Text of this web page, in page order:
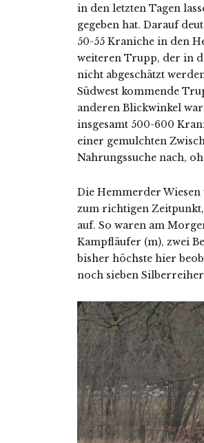
in den letzten Tagen
gegeben hat. Darauf
50-55 Kraniche in den
weiteren Trupp, der in
nicht abgeschätzt
Südwest kommende
anderen Blickwinkel
insgesamt 500-600
einer gemulchten
Nahrungssuche nach,
Die Hemmerder Wiesen
zum richtigen
auf. So waren am
Kampfläufer (m), zwei
bisher höchste hier
noch sieben